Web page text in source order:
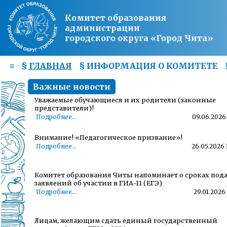
Комитет образования
администрации
городского округа «Город Чита»
≡ § ГЛАВНАЯ § ИНФОРМАЦИЯ О КОМИТЕТЕ
Важные новости
Уважаемые обучающиеся и их родители (законные
представители)!
Подробнее... 09.06.2026
Внимание! «Педагогическое призвание»!
Подробнее... 26.05.2026
Комитет образования Читы напоминает о сроках
заявлений об участии в ГИА-11 (ЕГЭ)
Подробнее... 29.01.2026
Лицам, желающим сдать единый государственный